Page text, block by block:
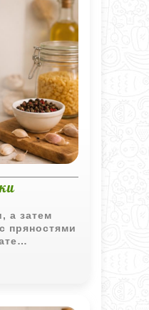
а затем
пряностями